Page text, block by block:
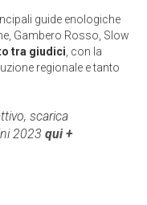
guide enologiche
Gambero Rosso, Slow
tra giudici , con la
regionale e tanto
scarica
2023 qui +